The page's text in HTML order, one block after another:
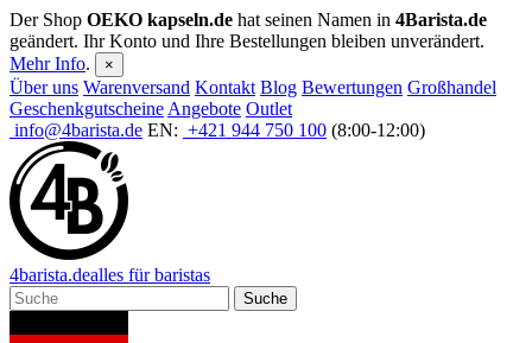
Der Shop OEKO kapseln.de hat seinen Namen in 4Barista.de
geändert. Ihr Konto und Ihre Bestellungen bleiben unverändert.
Mehr Info. ×
Über uns Warenversand Kontakt Blog Bewertungen Großhandel
Geschenkgutscheine Angebote Outlet
info@4barista.de EN: +421 944 750 100 (8:00-12:00)
4barista.dealles für baristas
Suche